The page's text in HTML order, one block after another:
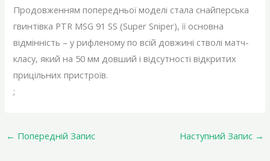
Продовженням попередньої моделі стала снайперська
гвинтівка PTR MSG 91 SS (Super Sniper), її основна
відмінність – у рифленому по всій довжині стволі матч-
класу, який на 50 мм довший і відсутності відкритих
прицільних пристроїв.
;
← Попередній Запис Наступний Запис →